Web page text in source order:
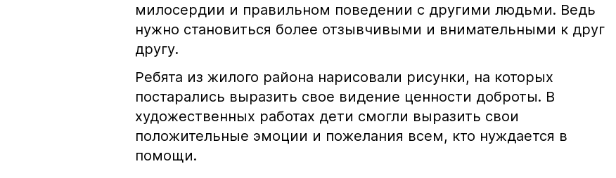
милосердии и правильном поведении с другими людьми. Ведь
нужно становиться более отзывчивыми и внимательными к друг
другу.
Ребята из жилого района нарисовали рисунки, на которых
постарались выразить свое видение ценности доброты. В
художественных работах дети смогли выразить свои
положительные эмоции и пожелания всем, кто нуждается в
помощи.